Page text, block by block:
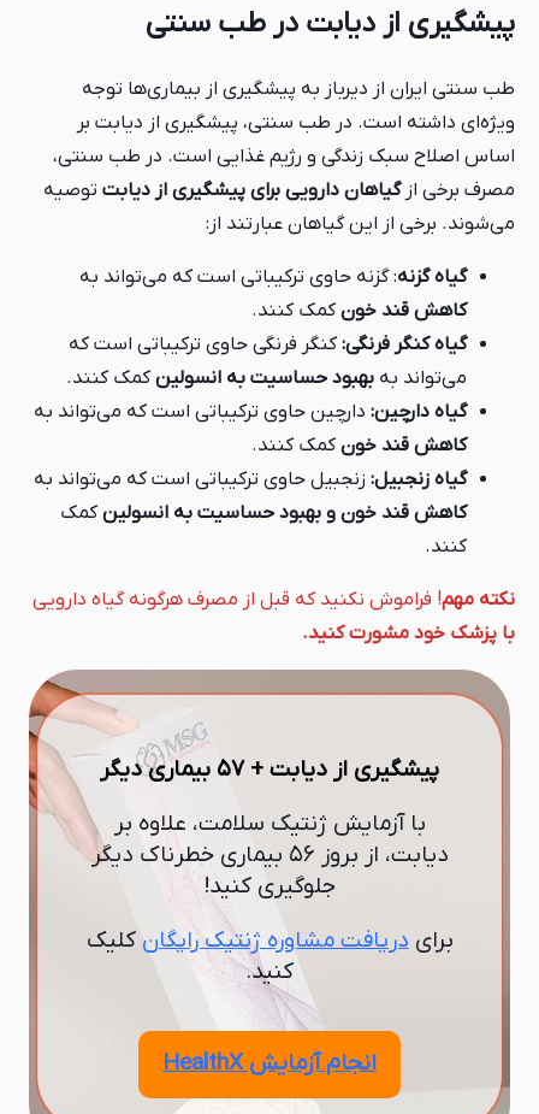
پیشگیری از دیابت در طب سنتی
طب سنتی ایران از دیرباز به پیشگیری از بیماری‌ها توجه
ویژه‌ای داشته است. در طب سنتی، پیشگیری از دیابت بر
اساس اصلاح سبک زندگی و رژیم غذایی است. در طب سنتی،
مصرف برخی ازگیاهان دارویی برای پیشگیری از دیابت توصیه
می‌شوند. برخی از این گیاهان عبارتند از:
گیاه گزنه: گزنه حاوی ترکیباتی است که می‌تواند به
کاهش قند خونکمک کنند.
گیاه کنگر فرنگی:کنگر فرنگی حاوی ترکیباتی است که
می‌تواند به بهبود حساسیت به انسولینکمک کنند.
گیاه دارچین: دارچین حاوی ترکیباتی است که می‌تواند به
کاهش قند خونکمک کنند.
گیاه زنجبیل: زنجبیل حاوی ترکیباتی است که می‌تواند به
کاهش قند خون و بهبود حساسیت به انسولینکمک
کنند.
نکته مهم! فراموش نکنید که قبل از مصرف هرگونه گیاه دارویی
با پزشک خود مشورت کنید.
پیشگیری از دیابت + ۵۷ بیماری دیگر
با آزمایش ژنتیک سلامت، علاوه بر
دیابت، از بروز ۵۶ بیماری خطرناک دیگر
جلوگیری کنید!
برایدریافت مشاوره ژنتیک رایگان کلیک
کنید.
انجام آزمایش HealthX